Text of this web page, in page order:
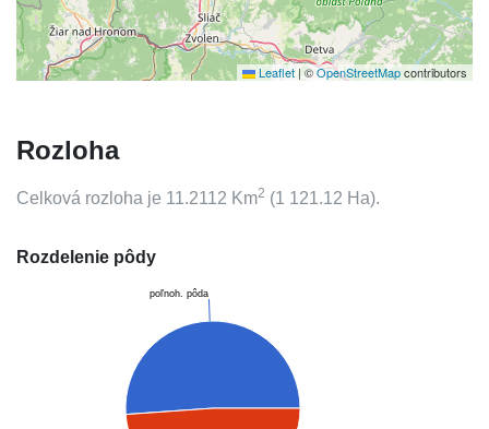
Leaflet | ©OpenStreetMapcontributors
Rozloha
Celková rozloha je 11.2112 Km2 (1 121.12 Ha).
Rozdelenie pôdy
poľnoh. pôda